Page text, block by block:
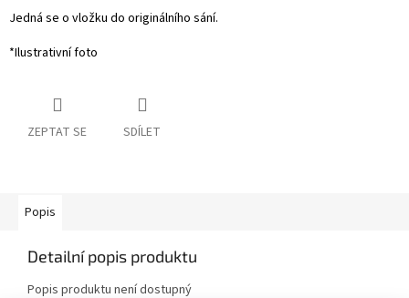
Jedná se o vložku do originálního sání.
*Ilustrativní foto
ZEPTAT SE SDÍLET
Popis
Detailní popis produktu
Popis produktu není dostupný